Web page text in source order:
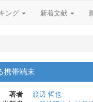
ング 新着文献
携帯端末
著者
渡辺 哲也